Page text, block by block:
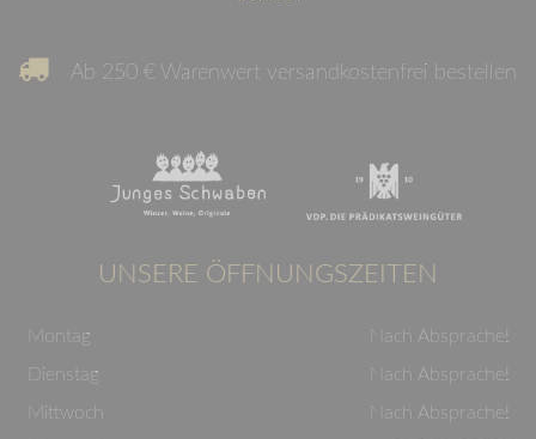
Ab 250 € Warenwert versandkostenfrei bestellen
UNSERE ÖFFNUNGSZEITEN
Montag
Nach Absprache!
Dienstag
Nach Absprache!
Mittwoch
Nach Absprache!